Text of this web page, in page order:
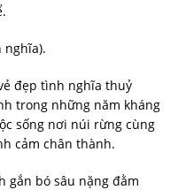
nghĩa).
đẹp tình nghĩa thuỷ
trong những năm kháng
sống nơi núi rừng cùng
cảm chân thành.
gắn bó sâu nặng đằm